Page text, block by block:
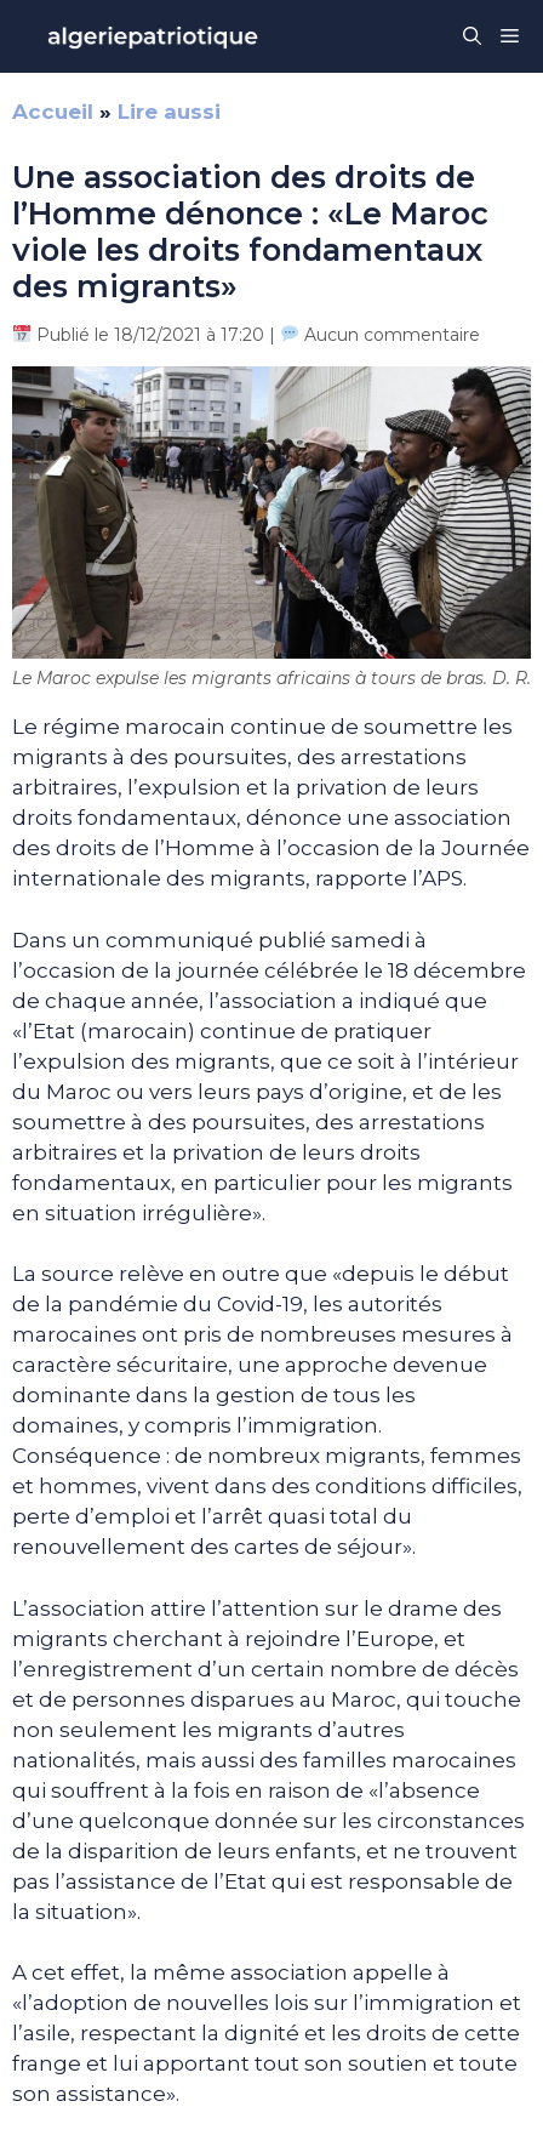
contenu
Accueil » Lire aussi
Une association des droits de
l’Homme dénonce : «Le Maroc
viole les droits fondamentaux
des migrants»
Publié le 18/12/2021 à 17:20 | Aucun commentaire
Le Maroc expulse les migrants africains à tours de bras. D. R.
Le régime marocain continue de soumettre les
migrants à des poursuites, des arrestations
arbitraires, l’expulsion et la privation de leurs
droits fondamentaux, dénonce une association
des droits de l’Homme à l’occasion de la Journée
internationale des migrants, rapporte l’APS.
Dans un communiqué publié samedi à
l’occasion de la journée célébrée le 18 décembre
de chaque année, l’association a indiqué que
«l’Etat (marocain) continue de pratiquer
l’expulsion des migrants, que ce soit à l’intérieur
du Maroc ou vers leurs pays d’origine, et de les
soumettre à des poursuites, des arrestations
arbitraires et la privation de leurs droits
fondamentaux, en particulier pour les migrants
en situation irrégulière».
La source relève en outre que «depuis le début
de la pandémie du Covid-19, les autorités
marocaines ont pris de nombreuses mesures à
caractère sécuritaire, une approche devenue
dominante dans la gestion de tous les
domaines, y compris l’immigration.
Conséquence : de nombreux migrants, femmes
et hommes, vivent dans des conditions difficiles,
perte d’emploi et l’arrêt quasi total du
renouvellement des cartes de séjour».
L’association attire l’attention sur le drame des
migrants cherchant à rejoindre l’Europe, et
l’enregistrement d’un certain nombre de décès
et de personnes disparues au Maroc, qui touche
non seulement les migrants d’autres
nationalités, mais aussi des familles marocaines
qui souffrent à la fois en raison de «l’absence
d’une quelconque donnée sur les circonstances
de la disparition de leurs enfants, et ne trouvent
pas l’assistance de l’Etat qui est responsable de
la situation».
A cet effet, la même association appelle à
«l’adoption de nouvelles lois sur l’immigration et
l’asile, respectant la dignité et les droits de cette
frange et lui apportant tout son soutien et toute
son assistance».